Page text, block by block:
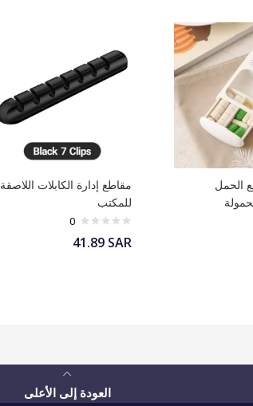
الحمل
مقاطع إدارة الكابلات اللاصقة
للمكتب
0
41.89 SAR
العودة إلى الأعلى